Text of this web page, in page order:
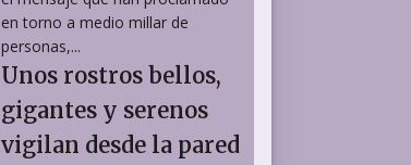
en torno a medio millar de
personas,...
Unos rostros bellos,
gigantes y serenos
vigilan desde la pared